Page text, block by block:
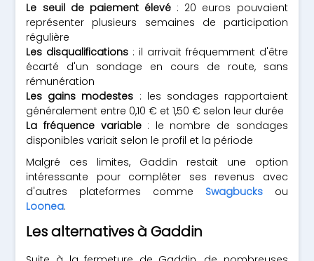
Le seuil de paiement élevé : 20 euros pouvaient
représenter plusieurs semaines de participation
régulière
Les disqualifications : il arrivait fréquemment d'être
écarté d'un sondage en cours de route, sans
rémunération
Les gains modestes : les sondages rapportaient
généralement entre 0,10 € et 1,50 € selon leur durée
La fréquence variable: le nombre de sondages
disponibles variait selon le profil et la période
Malgré ces limites, Gaddin restait une option
intéressante pour compléter ses revenus avec
d'autres plateformes comme Swagbucksou
Loonea.
Les alternatives à Gaddin